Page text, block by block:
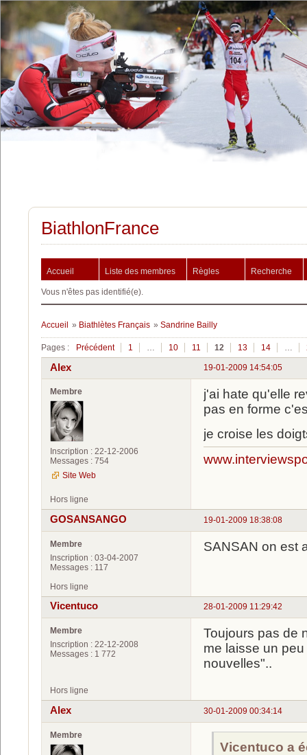
BiathlonFrance
Accueil Liste des membres Règles Recherche
Vous n'êtes pas identifié(e).
Accueil » Biathlètes Français » Sandrine Bailly
Pages : Précédent 1 … 10 11 12 13 14 …
19-01-2009 14:54:05
Alex
Membre
Inscription : 22-12-2006
Messages : 754
Site Web
j'ai hate qu'elle
pas en forme
je croise les
Hors ligne
19-01-2009 18:38:08
GOSANSANGO
Membre
Inscription : 03-04-2007
Messages : 117
SANSAN on est
Hors ligne
28-01-2009 11:29:42
Vicentuco
Membre
Inscription : 22-12-2008
Messages : 1 772
Toujours pas de
me laisse un
nouvelles"..
Hors ligne
30-01-2009 00:34:14
Alex
Membre
Vicentuco a